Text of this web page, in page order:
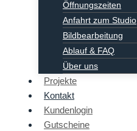
Öffnungszeiten
Anfahrt zum Studio
Bildbearbeitung
Ablauf & FAQ
Über uns
Projekte
Kontakt
Kundenlogin
Gutscheine